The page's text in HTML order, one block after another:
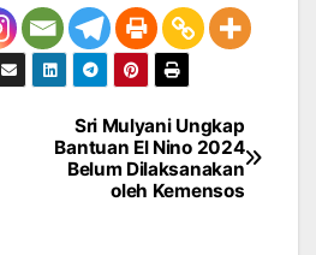
Sri Mulyani Ungkap
Bantuan El Nino 2024
Belum Dilaksanakan
oleh Kemensos